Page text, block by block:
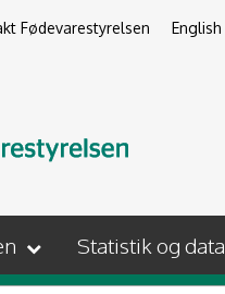
Fødevarestyrelsen English
Statistik og data